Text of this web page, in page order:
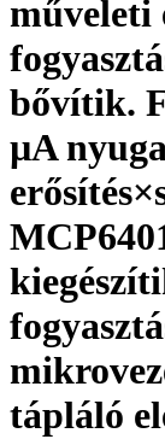
műveleti
bővítik.
µA
tápláló